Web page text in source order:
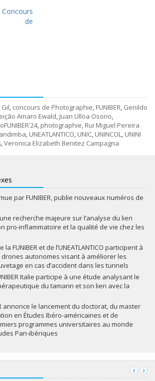
de
, concours de Photographie, FUNIBER, Genildo
Amaro Ewald, Juan Ulloa Osorio,
, photographie, Rui Miguel Pereira
, UNEATLANTICO, UNIC, UNINCOL, UNINI
,Veronica Elizabeth Benitez Campagna
par FUNIBER, publie nouveaux numéros de
recherche majeure sur l’analyse du lien
pro-inflammatoire et la qualité de vie chez les
FUNIBER et de l’UNEATLANTICO participent à
autonomes visant à améliorer les
en cas d’accident dans les tunnels
Italie participe à une étude analysant le
du tamarin et son lien avec la
annonce le lancement du doctorat, du master
en Études Ibéro-américaines et de
programmes universitaires au monde
Pan-ibériques